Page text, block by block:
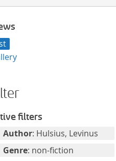
filters
Author: Hulsius, Levinus
Genre: non-fiction